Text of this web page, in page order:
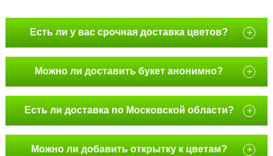
Есть ли у вас срочная доставка цветов? +
Можно ли доставить букет анонимно? +
Есть ли доставка по Московской области? +
Можно ли добавить открытку к цветам? +